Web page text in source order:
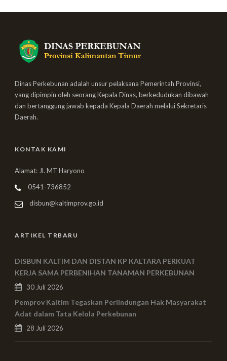
Dinas Perkebunan adalah unsur pelaksana Pemerintah Provinsi,
yang dipimpin oleh seorang Kepala Dinas, berkedudukan dibawah
dan bertanggung jawab kepada Kepala Daerah melalui Sekretaris
Daerah.
KONTAK KAMI
Alamat: Jl. MT Haryono
0541-736852
disbun@kaltimprov.go.id
ARTIKEL TRBARU
DISBUN KALTIM DAN DISTAN KP KALTARA PERKUAT
KERJA SAMA PERBENIHAN TANAMAN PERKEBUNAN
30 Juli 2026
Pemprov Kaltim Tegaskan Perlindungan Hak Masyarakat
Adat dalam Tata Kelola Perkebunan
28 Juli 2026